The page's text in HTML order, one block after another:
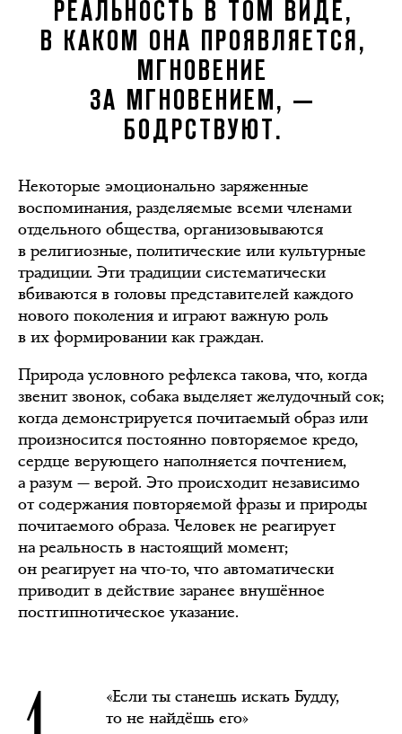
РЕАЛЬНОСТЬ В ТОМ ВИДЕ,
В КАКОМ ОНА ПРОЯВЛЯЕТСЯ,
МГНОВЕНИЕ
ЗА МГНОВЕНИЕМ, —
БОДРСТВУЮТ.
Некоторые эмоционально заряженные
воспоминания, разделяемые всеми членами
отдельного общества, организовываются
в религиозные, политические или культурные
традиции. Эти традиции систематически
вбиваются в головы представителей каждого
нового поколения и играют важную роль
в их формировании как граждан.
Природа условного рефлекса такова, что, когда
звенит звонок, собака выделяет желудочный сок;
когда демонстрируется почитаемый образ или
произносится постоянно повторяемое кредо,
сердце верующего наполняется почтением,
а разум — верой. Это происходит независимо
от содержания повторяемой фразы и природы
почитаемого образа. Человек не реагирует
на реальность в настоящий момент;
он реагирует на что-то, что автоматически
приводит в действие заранее внушённое
постгипнотическое указание.
«Если ты станешь искать Будду,
то не найдёшь его»